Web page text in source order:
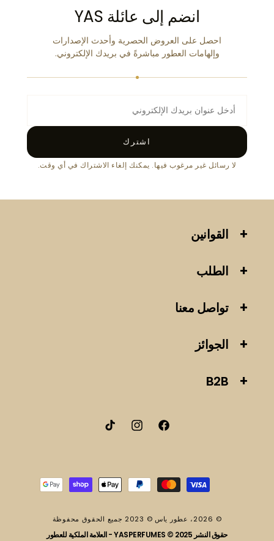
انضم إلى عائلة YAS
احصل على العروض الحصرية وأحدث الإصدارات
وإلهامات العطور مباشرةً في بريدك الإلكتروني.
اشترك
لا رسائل غير مرغوب فيها. يمكنك إلغاء الاشتراك في أي وقت.
القوانين
الطلب
تواصل معنا
الجوائز
B2B
فيسبوكانستقرامتيك
© 2026، عطور ياس © 2023 جميع الحقوق محفوظة
حقوق النشر 2025 © YASPERFUMES - العلامة الملكية للعطور